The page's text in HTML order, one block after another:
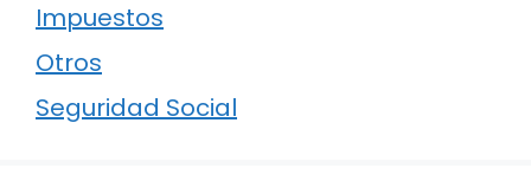
Impuestos
Otros
Seguridad Social